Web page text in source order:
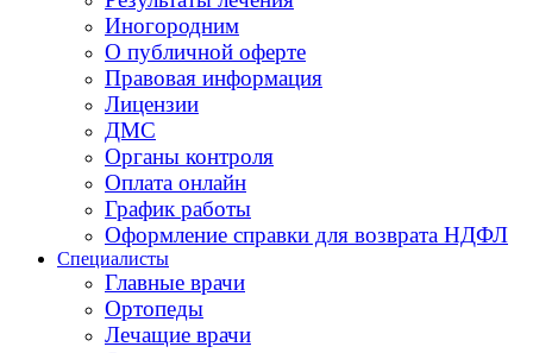
Иногородним
О публичной оферте
Правовая информация
Лицензии
ДМС
Органы контроля
Оплата онлайн
График работы
Оформление справки для возврата НДФЛ
Специалисты
Главные врачи
Ортопеды
Лечащие врачи